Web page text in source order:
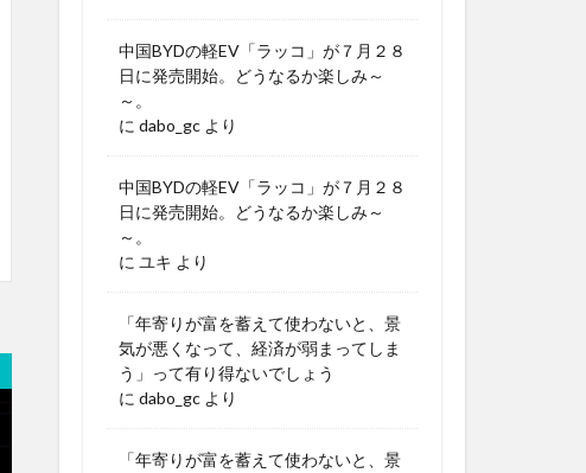
中国BYDの軽EV「ラッコ」が７月２８
日に発売開始。どうなるか楽しみ～
～。
に dabo_gc より
中国BYDの軽EV「ラッコ」が７月２８
日に発売開始。どうなるか楽しみ～
～。
に ユキ より
「年寄りが富を蓄えて使わないと、景
気が悪くなって、経済が弱まってしま
う」って有り得ないでしょう
に dabo_gc より
「年寄りが富を蓄えて使わないと、景